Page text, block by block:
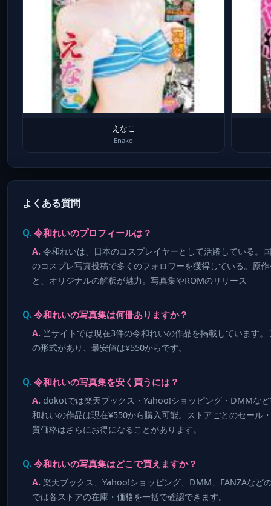
えなこ
Enako
よくある質問
令和れいのプロフィールは？
令和れいは、日本のコスプレイヤーとして活躍している。
のコスプレ写真投稿で多くのフォロワーを獲得している。原
と、オリジナルの解釈が魅力。写真集やROMのリリース
令和れいの写真集は何冊ありますか？
当サイトでは現在3件の令和れいの作品を掲載しています
の形式があり、最安値は¥550からです。
令和れいの写真集を安く買うには？
dokotでは楽天ブックス・Yahoo!ショッピング・DMMな
和れいの作品は現在¥550から購入可能。ストアごとのセール
質価格はさらにお得になることがあります。
令和れいの写真集はどこで買えますか？
楽天ブックス、Yahoo!ショッピング、DMM、FANZAなど
では各ストアの在庫・価格を一括で確認できます。